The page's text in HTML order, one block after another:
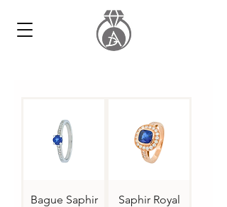
Bague Saphir
Saphir Royal